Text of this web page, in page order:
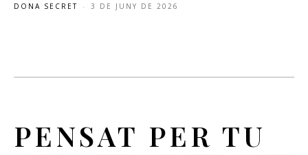
DONA SECRET - 3 DE JUNY DE 2026
PENSAT PER TU